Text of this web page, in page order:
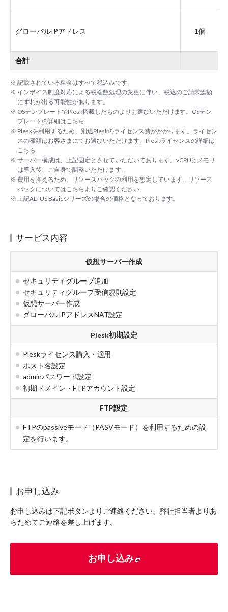
合計
グローバルIPアドレス 1個
※ 記載されている料金はすべて税込みです。
※ インボイス制度対応による税端数処理の変更に伴い、税込のご請求総額
にずれが出る可能性があります。
※ OSテンプレートでPlesk搭載したものよりお選びいただけます。OSテン
プレートの詳細は こちら
※ Pleskを利用するため、別途Pleskのライセンス費がかかります。ライセン
スの種類はお客さまにてお選びいただけます。Pleskライセンスの詳細は
こちら
※ サーバー構成は、上記固定とさせていただいております。vCPUとメモリ
は導入後、ご自身で調整いただけます。
※ 費用を抑えるため、リソースパックの利用を想定しています。リソース
パックについては こちら よりご確認ください。
※ 上記ALTUS Basicシリーズの場合の価格となっております。
サービス内容
仮想サーバー作成
セキュリティグループ追加
セキュリティグループ受信規則設定
仮想サーバー作成
グローバルIPアドレスNAT設定
Plesk初期設定
Pleskライセンス購入・適用
ホスト名設定
adminパスワード設定
初期ドメイン・FTPアカウント設定
FTP設定
FTPのpassiveモード（PASVモード）を利用するための設
定を行います。
お申し込み
お申し込みは下記ボタンよりご連絡ください。弊社担当者よりあ
らためてご連絡を差し上げます。
お申し込み